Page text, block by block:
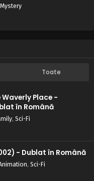
Mystery
Toate
Place -
în Română
, Sci-Fi
- Dublat în Română
, Sci-Fi